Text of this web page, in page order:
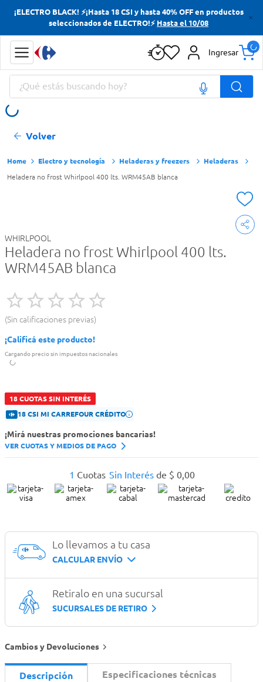
¡ELECTRO BLACK! ⚡¡Hasta 18 CSI y hasta 40% OFF en productos
seleccionados de ELECTRO!⚡ Hasta el 10/08
Ingresar
¿Qué estás buscando hoy?
Volver
Electro y tecnología Heladeras y freezers Heladeras
Heladera no frost Whirlpool 400 lts. WRM45AB blanca
WHIRLPOOL
Heladera no frost Whirlpool 400 lts.
WRM45AB blanca
Sin calificaciones previas
¡Calificá este producto!
Cargando precio sin impuestos nacionales
18 CUOTAS SIN INTERÉS
18 CSI MI CARREFOUR CRÉDITO
¡Mirá nuestras promociones bancarias!
VER CUOTAS Y MEDIOS DE PAGO
1 Cuotas Sin Interés de $ 0,00
Lo llevamos a tu casa
CALCULAR ENVÍO
Retiralo en una sucursal
SUCURSALES DE RETIRO
Cambios y Devoluciones
Descripción Especificaciones técnicas
Términos más buscados
Yerba
Cerveza
Doves
Términos más buscados
Yerba
Cerveza
Doves